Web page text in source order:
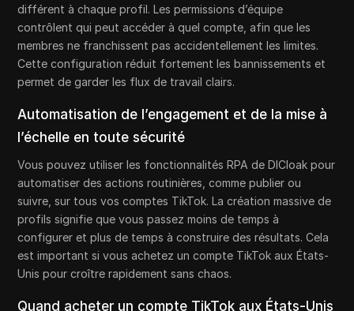
différent à chaque profil. Les permissions d’équipe
contrôlent qui peut accéder à quel compte, afin que les
membres ne franchissent pas accidentellement les limites.
Cette configuration réduit fortement les bannissements et
permet de garder les flux de travail clairs.
Automatisation de l’engagement et de la mise à
l’échelle en toute sécurité
Vous pouvez utiliser les fonctionnalités RPA de DICloak pour
automatiser des actions routinières, comme publier ou
suivre, sur tous vos comptes TikTok. La création massive de
profils signifie que vous passez moins de temps à
configurer et plus de temps à construire des résultats. Cela
est important si vous achetez un compte TikTok aux États-
Unis pour croître rapidement sans chaos.
Quand acheter un compte TikTok aux États-Unis